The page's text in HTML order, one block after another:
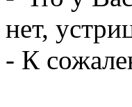
нет,
- К